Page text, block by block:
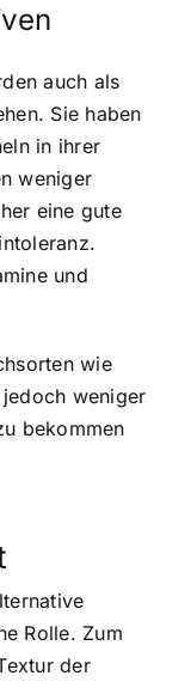
auch als
Sie haben
in ihrer
weniger
eine gute
und
wie
weniger
bekommen
Rolle. Zum
der